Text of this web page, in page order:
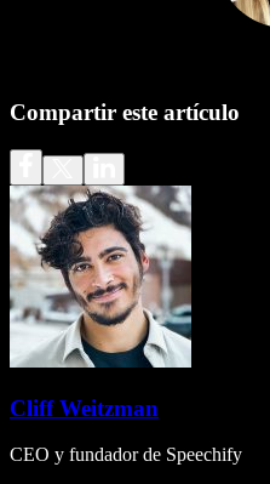
Compartir este artículo
Cliff Weitzman
CEO y fundador de Speechify